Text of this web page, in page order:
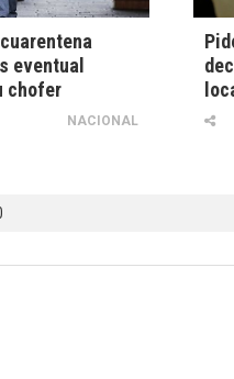
eventual
chofer
NACIONAL